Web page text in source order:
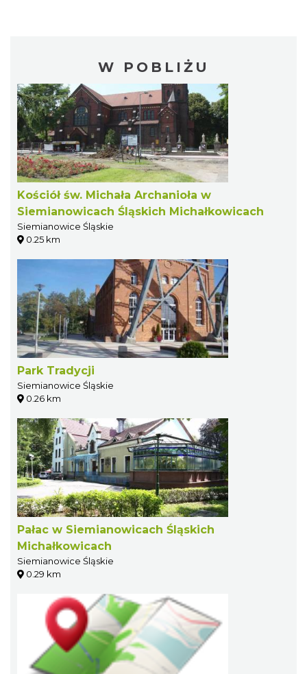
W POBLIŻU
Kościół św. Michała Archanioła w
Siemianowicach Śląskich Michałkowicach
Siemianowice Śląskie
0.25 km
Park Tradycji
Siemianowice Śląskie
0.26 km
Pałac w Siemianowicach Śląskich
Michałkowicach
Siemianowice Śląskie
0.29 km